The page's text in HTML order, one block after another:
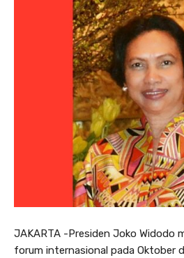
JAKARTA -Presiden Joko Widodo
forum internasional pada Oktober